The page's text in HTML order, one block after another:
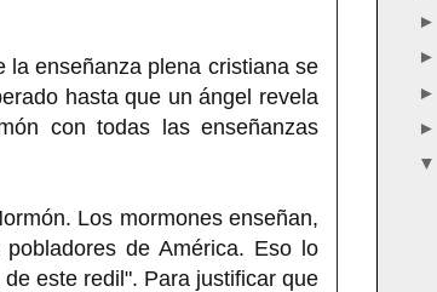
la enseñanza plena cristiana se
hasta que un ángel revela
con todas las enseñanzas
Los mormones enseñan,
de América. Eso lo
este redil". Para justificar que
►
►
►
►
▼